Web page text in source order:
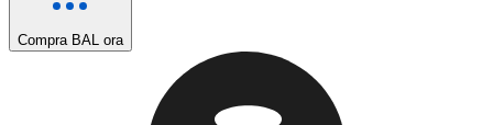
Compra BAL ora